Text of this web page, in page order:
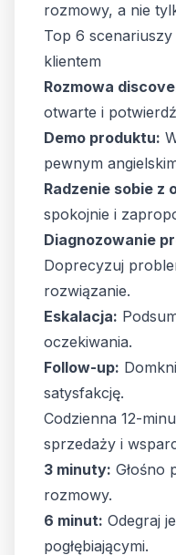
rozmowy, a nie
Top 6
klientem
Rozmowa
otwarte i
Demo produktu:
pewnym
Radzenie sobie z
spokojnie i
Diagnozowanie
Doprecyzuj
rozwiązanie.
Eskalacja:
oczekiwania.
Follow-up:
satysfakcję.
Codzienna 12-
sprzedaży i
3 minuty: Głośno
rozmowy.
6 minut: Odegraj
pogłębiającymi.